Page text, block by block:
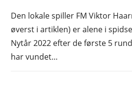
Den lokale spiller FM Viktor
øverst i artiklen) er alene i
Nytår 2022 efter de første 5
har vundet…